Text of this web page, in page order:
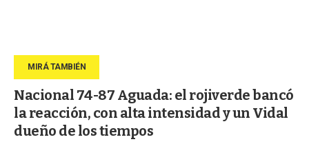
Nacional 74-87 Aguada: el rojiverde bancó
la reacción, con alta intensidad y un Vidal
dueño de los tiempos